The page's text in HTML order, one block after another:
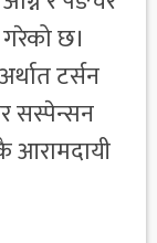
छ।
टर्सन
सस्पेन्सन
आरामदायी